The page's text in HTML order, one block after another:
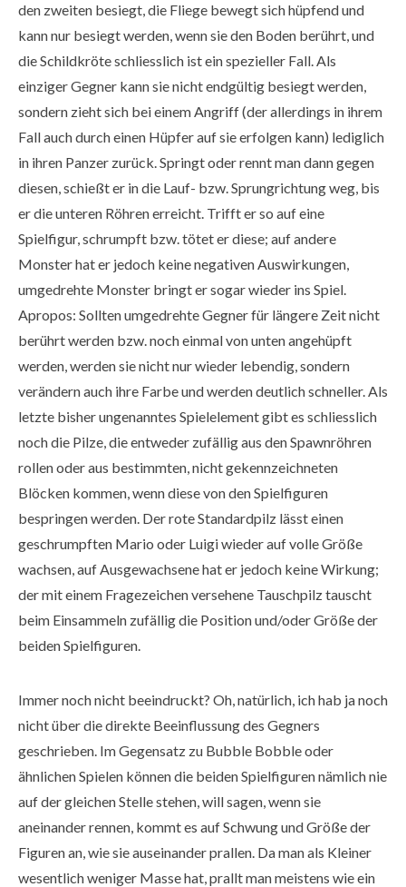
den zweiten besiegt, die Fliege bewegt sich hüpfend und
kann nur besiegt werden, wenn sie den Boden berührt, und
die Schildkröte schliesslich ist ein spezieller Fall. Als
einziger Gegner kann sie nicht endgültig besiegt werden,
sondern zieht sich bei einem Angriff (der allerdings in ihrem
Fall auch durch einen Hüpfer auf sie erfolgen kann) lediglich
in ihren Panzer zurück. Springt oder rennt man dann gegen
diesen, schießt er in die Lauf- bzw. Sprungrichtung weg, bis
er die unteren Röhren erreicht. Trifft er so auf eine
Spielfigur, schrumpft bzw. tötet er diese; auf andere
Monster hat er jedoch keine negativen Auswirkungen,
umgedrehte Monster bringt er sogar wieder ins Spiel.
Apropos: Sollten umgedrehte Gegner für längere Zeit nicht
berührt werden bzw. noch einmal von unten angehüpft
werden, werden sie nicht nur wieder lebendig, sondern
verändern auch ihre Farbe und werden deutlich schneller. Als
letzte bisher ungenanntes Spielelement gibt es schliesslich
noch die Pilze, die entweder zufällig aus den Spawnröhren
rollen oder aus bestimmten, nicht gekennzeichneten
Blöcken kommen, wenn diese von den Spielfiguren
bespringen werden. Der rote Standardpilz lässt einen
geschrumpften Mario oder Luigi wieder auf volle Größe
wachsen, auf Ausgewachsene hat er jedoch keine Wirkung;
der mit einem Fragezeichen versehene Tauschpilz tauscht
beim Einsammeln zufällig die Position und/oder Größe der
beiden Spielfiguren.
Immer noch nicht beeindruckt? Oh, natürlich, ich hab ja noch
nicht über die direkte Beeinflussung des Gegners
geschrieben. Im Gegensatz zu Bubble Bobble oder
ähnlichen Spielen können die beiden Spielfiguren nämlich nie
auf der gleichen Stelle stehen, will sagen, wenn sie
aneinander rennen, kommt es auf Schwung und Größe der
Figuren an, wie sie auseinander prallen. Da man als Kleiner
wesentlich weniger Masse hat, prallt man meistens wie ein